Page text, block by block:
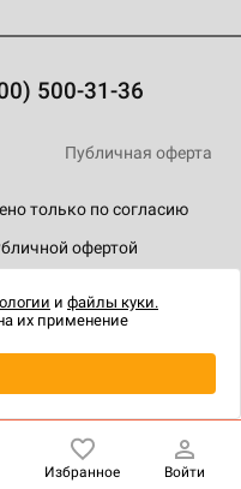
190 ₽
500-31-36
только по согласию
офертой
Публичная оферта
Избранное Войти
и файлы куки.
их применение